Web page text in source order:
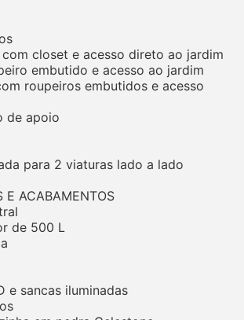
closet e acesso direto ao jardim
embutido e acesso ao jardim
roupeiros embutidos e acesso
de apoio
para 2 viaturas lado a lado
E ACABAMENTOS
de 500 L
e sancas iluminadas